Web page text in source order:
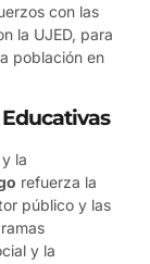
con las
la UJED, para
población en
la
refuerza la
público y las
y la